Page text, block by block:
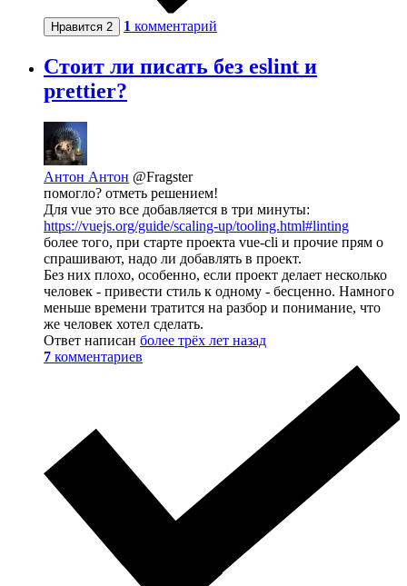
Нравится 2 1 комментарий
Стоит ли писать без eslint и
prettier?
Антон Антон @Fragster
помогло? отметь решением!
Для vue это все добавляется в три минуты:
https://vuejs.org/guide/scaling-up/tooling.html#linting
более того, при старте проекта vue-cli и прочие прям о
спрашивают, надо ли добавлять в проект.
Без них плохо, особенно, если проект делает несколько
человек - привести стиль к одному - бесценно. Намного
меньше времени тратится на разбор и понимание, что
же человек хотел сделать.
Ответ написан более трёх лет назад
7 комментариев